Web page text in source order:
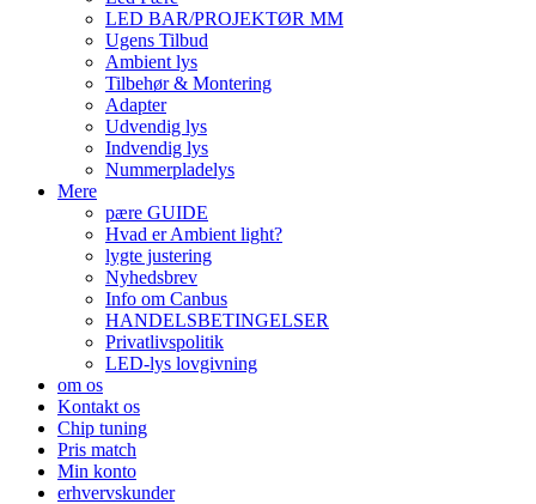
LED BAR/PROJEKTØR MM
Ugens Tilbud
Ambient lys
Tilbehør & Montering
Adapter
Udvendig lys
Indvendig lys
Nummerpladelys
Mere
pære GUIDE
Hvad er Ambient light?
lygte justering
Nyhedsbrev
Info om Canbus
HANDELSBETINGELSER
Privatlivspolitik
LED-lys lovgivning
om os
Kontakt os
Chip tuning
Pris match
Min konto
erhvervskunder